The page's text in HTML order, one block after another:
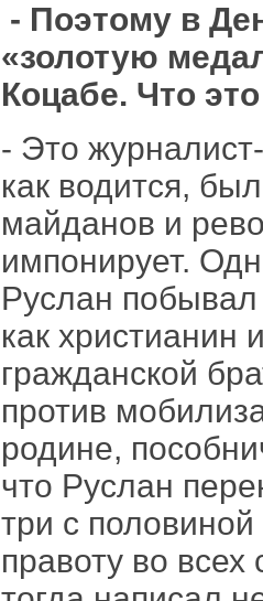
- Поэтому в
«золотую
Коцабе. Что
- Это
как водится,
майданов и
импонирует.
Руслан
как христианин
гражданской
против
родине,
что Руслан
три с
правоту во